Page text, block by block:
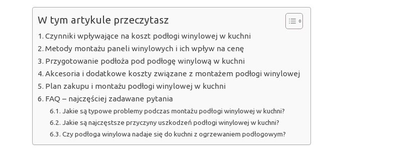
W tym artykule przeczytasz
Czynniki wpływające na koszt podłogi winylowej w kuchni
Metody montażu paneli winylowych i ich wpływ na cenę
Przygotowanie podłoża pod podłogę winylową w kuchni
Akcesoria i dodatkowe koszty związane z montażem podłogi winylowej
Plan zakupu i montażu podłogi winylowej w kuchni
FAQ – najczęściej zadawane pytania
Jakie są typowe problemy podczas montażu podłogi winylowej w kuchni?
Jakie są najczęstsze przyczyny uszkodzeń podłogi winylowej w kuchni?
Czy podłoga winylowa nadaje się do kuchni z ogrzewaniem podłogowym?